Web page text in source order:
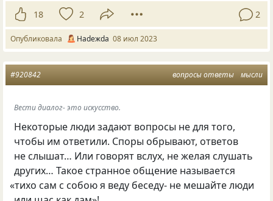
18 2 2
Опубликовала Нadeжda 08 июл 2023
вопросы ответы мысли
#920842
Вести диалог- это искусство.
Некоторые люди задают вопросы не для того,
чтобы им ответили. Споры обрывают, ответов
не слышат… Или говорят вслух, не желая слушать
других… Такое странное общение называется
«тихо сам с собою я веду беседу- не мешайте люди